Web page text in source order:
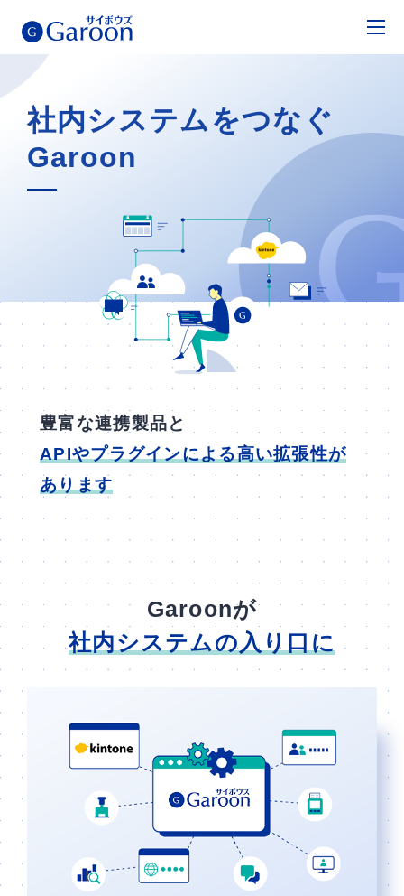
社内システムをつなぐ
Garoon
豊富な連携製品と
APIやプラグインによる高い拡張性が
あります
Garoonが
社内システムの入り口に